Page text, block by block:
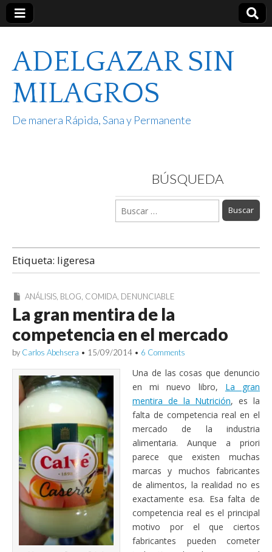
ADELGAZAR SIN
MILAGROS
De manera Rápida, Sana y Permanente
BÚSQUEDA
Buscar:
Etiqueta: ligeresa
ANÁLISIS, BLOG, COMIDA, DENUNCIABLE
La gran mentira de la
competencia en el mercado
by Carlos Abehsera • 15/09/2014 • 6 Comments
Una de las cosas que denuncio
en mi nuevo libro, La gran
mentira de la Nutrición, es la
falta de competencia real en el
mercado de la industria
alimentaria. Aunque a priori
parece que existen muchas
marcas y muchos fabricantes
de alimentos, la realidad no es
exactamente esa. Esa falta de
competencia real es el principal
motivo por el que ciertos
fabricantes pueden cometer